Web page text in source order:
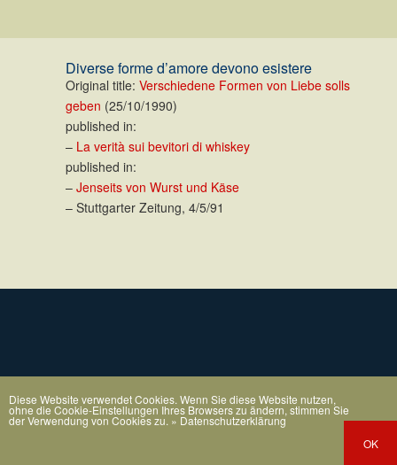
Diverse forme d’amore devono esistere
Original title: Verschiedene Formen von Liebe solls
geben (25/10/1990)
published in:
– La verità sui bevitori di whiskey
published in:
– Jenseits von Wurst und Käse
– Stuttgarter Zeitung, 4/5/91
Diese Website verwendet Cookies. Wenn Sie diese Website nutzen,
ohne die Cookie-Einstellungen Ihres Browsers zu ändern, stimmen Sie
der Verwendung von Cookies zu. » Datenschutzerklärung
OK